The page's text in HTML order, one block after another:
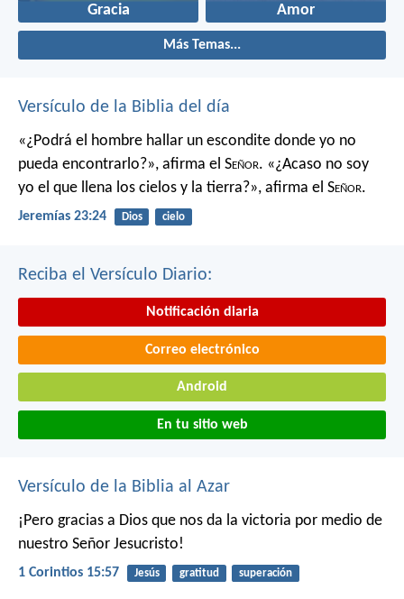
Gracia Amor
Más Temas...
Versículo de la Biblia del día
«¿Podrá el hombre hallar un escondite donde yo no
pueda encontrarlo?», afirma el Señor. «¿Acaso no soy
yo el que llena los cielos y la tierra?», afirma el Señor.
Jeremías 23:24 Dios cielo
Reciba el Versículo Diario:
Notificación diaria
Correo electrónico
Android
En tu sitio web
Versículo de la Biblia al Azar
¡Pero gracias a Dios que nos da la victoria por medio de
nuestro Señor Jesucristo!
1 Corintios 15:57 Jesús gratitud superación